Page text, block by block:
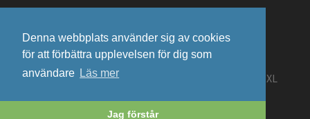
Denna webbplats använder sig av cookies
för att förbättra upplevelsen för dig som
användare Läs mer
Jag förstår
©2008-2026 Rabatterat.se - en sajt som drivs av PXL
Perfect AB (Org.nr: 556825-0160)